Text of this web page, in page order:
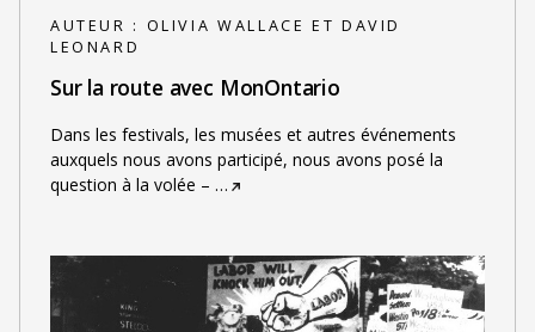
AUTEUR : OLIVIA WALLACE ET DAVID
LEONARD
Sur la route avec MonOntario
Dans les festivals, les musées et autres événements
auxquels nous avons participé, nous avons posé la
question à la volée – …